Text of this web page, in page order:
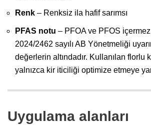
Renk – Renksiz ila hafif sarımsı
PFAS notu – PFOA ve PFOS
2024/2462 sayılı AB Yönetmeliği
değerlerin altındadır. Kullanılan florlu
yalnızca kir iticiliği optimize etmeye
Uygulama alanları